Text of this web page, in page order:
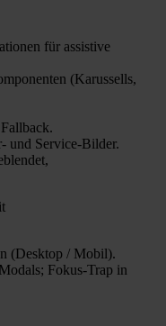
für assistive
(Karussells,
und Service-Bilder.
(Desktop / Mobil).
Fokus-Trap in